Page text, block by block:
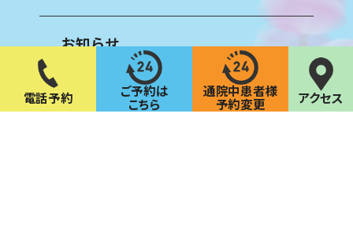
電話予約 ご予約は
こちら
通院中患者様
予約変更 アクセス
お知らせ
ご予約について